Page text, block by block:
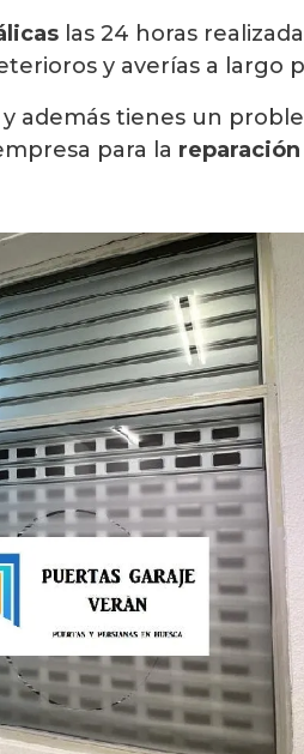
las 24 horas
y averías a largo
además tienes un
para la